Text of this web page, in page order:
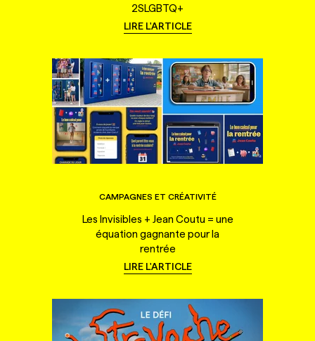
2SLGBTQ+
LIRE L'ARTICLE
CAMPAGNES ET CRÉATIVITÉ
Les Invisibles + Jean Coutu = une
équation gagnante pour la
rentrée
LIRE L'ARTICLE